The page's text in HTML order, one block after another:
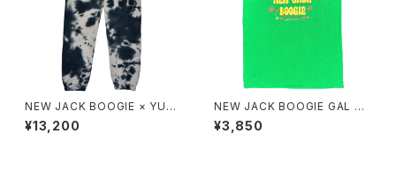
NEW JACK BOOGIE × YUKI
DYE 12.0oz SWEAT PANTS
¥13,200
NEW JACK BOOGIE GAL Ca
misole
¥3,850